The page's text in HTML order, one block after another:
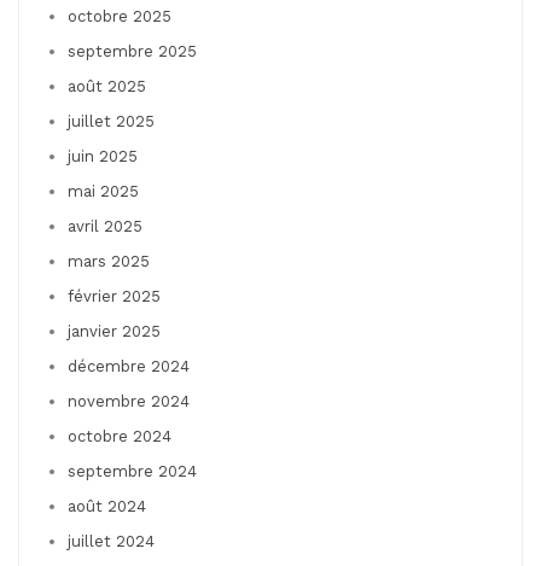
octobre 2025
septembre 2025
août 2025
juillet 2025
juin 2025
mai 2025
avril 2025
mars 2025
février 2025
janvier 2025
décembre 2024
novembre 2024
octobre 2024
septembre 2024
août 2024
juillet 2024